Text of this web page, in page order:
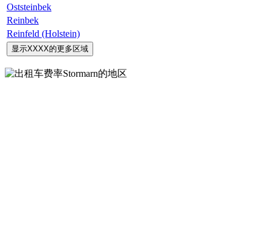
Oststeinbek
Reinbek
Reinfeld (Holstein)
显示XXXX的更多区域